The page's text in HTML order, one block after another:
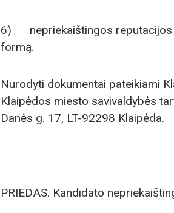
6) nepriekaištingos reputacijos
formą.
Nurodyti dokumentai pateikiami
Klaipėdos miesto savivaldybės
Danės g. 17, LT-92298 Klaipėda.
PRIEDAS. Kandidato